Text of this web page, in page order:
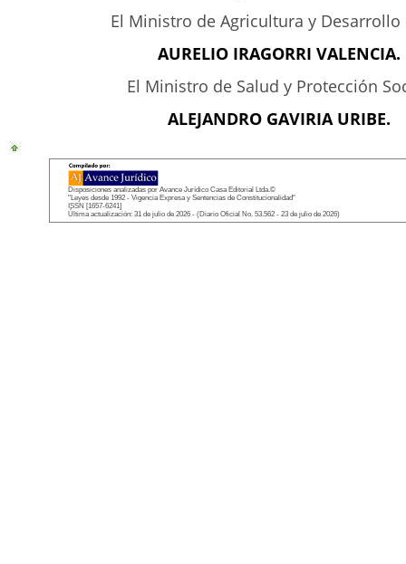
El Ministro de Agricultura y Desarrollo
AURELIO IRAGORRI VALENCIA.
El Ministro de Salud y Protección
ALEJANDRO GAVIRIA URIBE.
Disposiciones analizadas por Avance Jurídico Casa Editorial Ltda.©
"Leyes desde 1992 - Vigencia Expresa y Sentencias de Constitucionalidad"
ISSN [1657-6241]
Última actualización: 31 de julio de 2026 - (Diario Oficial No. 53.562 - 23 de julio de 2026)